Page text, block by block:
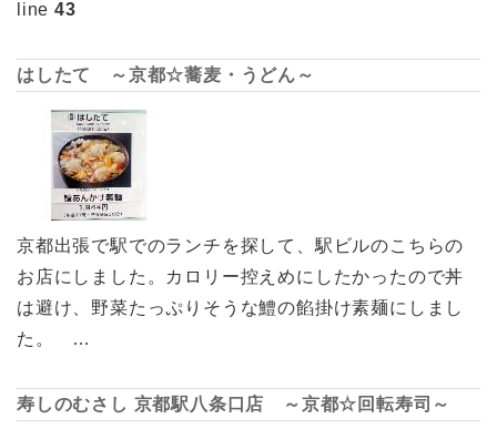
line 43
はしたて ～京都☆蕎麦・うどん～
京都出張で駅でのランチを探して、駅ビルのこちらの
お店にしました。カロリー控えめにしたかったので丼
は避け、野菜たっぷりそうな鱧の餡掛け素麺にしまし
た。 …
寿しのむさし 京都駅八条口店 ～京都☆回転寿司～